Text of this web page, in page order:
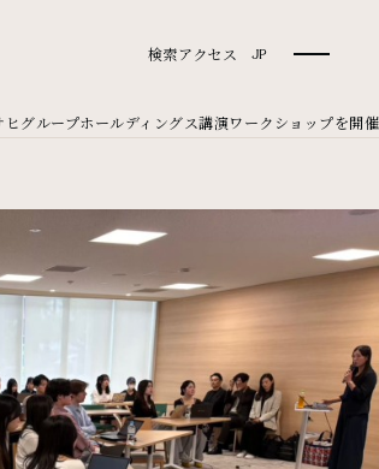
検索アクセス JP
グループホールディングス講演ワークショップを開催